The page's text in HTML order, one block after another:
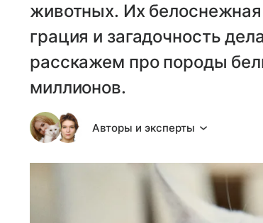
животных. Их
грация и загадочность
расскажем про породы
миллионов.
Авторы и эксперты